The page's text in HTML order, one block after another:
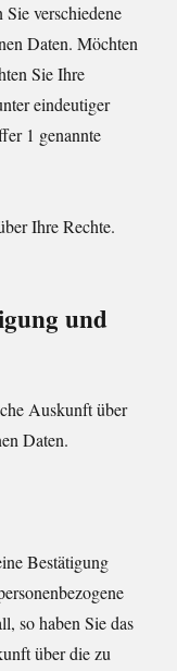
verschiedene
Daten. Möchten
Sie Ihre
eindeutiger
1 genannte
Ihre Rechte.
und
Auskunft über
Daten.
Bestätigung
so haben Sie das
über die zu